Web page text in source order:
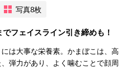
写真8枚
フェイスライン引き締めも！
には大事な栄養素。かまぼこは、高
弾力があり、よく噛むことで顔周